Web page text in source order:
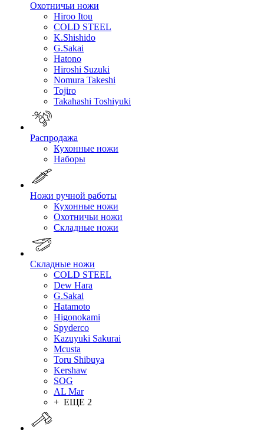
Охотничьи ножи
Hiroo Itou
COLD STEEL
K.Shishido
G.Sakai
Hatono
Hiroshi Suzuki
Nomura Takeshi
Tojiro
Takahashi Toshiyuki
Распродажа
Кухонные ножи
Наборы
Ножи ручной работы
Кухонные ножи
Охотничьи ножи
Складные ножи
Складные ножи
COLD STEEL
Dew Hara
G.Sakai
Hatamoto
Higonokami
Spyderco
Kazuyuki Sakurai
Mcusta
Toru Shibuya
Kershaw
SOG
AL Mar
+ ЕЩЕ 2